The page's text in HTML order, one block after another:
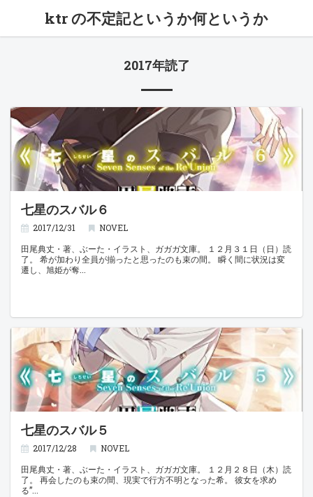
ktr の不定記というか何というか
2017年読了
七星のスバル６
2017/12/31
NOVEL
田尾典丈・著、ぶーた・イラスト、ガガガ文庫。 １２月３１日（日）読
了。 希が加わり全員が揃ったと思ったのも束の間。 瞬く間に状況は変
遷し、旭姫が奪
七星のスバル５
2017/12/28
NOVEL
田尾典丈・著、ぶーた・イラスト、ガガガ文庫。 １２月２８日（木）読
了。 再会したのも束の間、現実で行方不明となった希。 彼女を求め
る”